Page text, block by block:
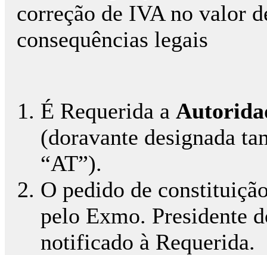
correção de IVA no valor
consequências legais
É Requerida a
(doravante designada
“AT”).
O pedido de
pelo Exmo. Presidente
notificado à Requerida.